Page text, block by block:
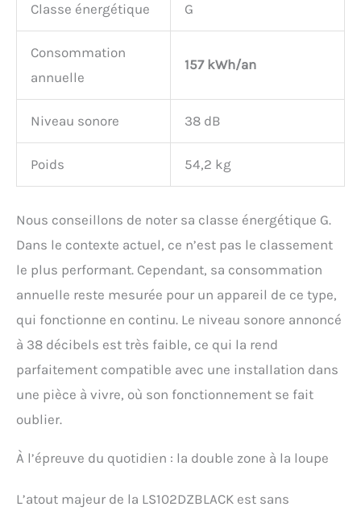
Classe énergétique G
Consommation
annuelle
157 kWh/an
Niveau sonore 38 dB
Poids 54,2 kg
Nous conseillons de noter sa classe énergétique G.
Dans le contexte actuel, ce n’est pas le classement
le plus performant. Cependant, sa consommation
annuelle reste mesurée pour un appareil de ce type,
qui fonctionne en continu. Le niveau sonore annoncé
à 38 décibels est très faible, ce qui la rend
parfaitement compatible avec une installation dans
une pièce à vivre, où son fonctionnement se fait
oublier.
À l’épreuve du quotidien : la double zone à la loupe
L’atout majeur de la LS102DZBLACK est sans